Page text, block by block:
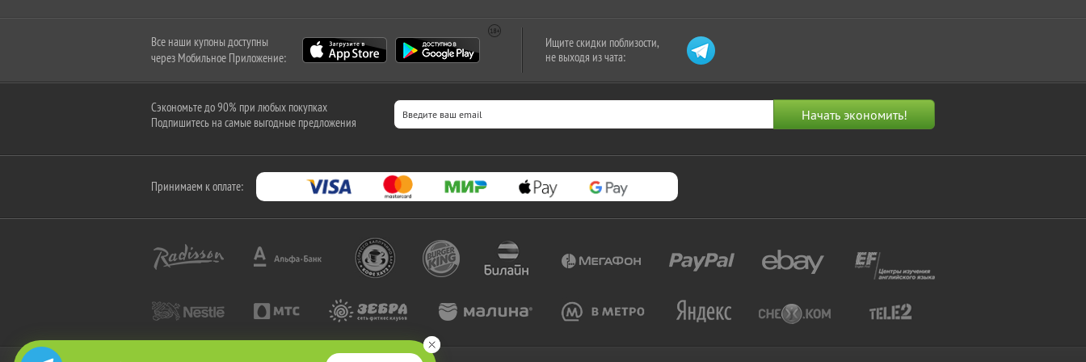
Все наши купоны доступны
через Мобильное Приложение:
Ищите скидки поблизости,
не выходя из чата:
Сэкономьте до 90% при любых покупках
Подпишитесь на самые выгодные предложения
Принимаем к оплате: